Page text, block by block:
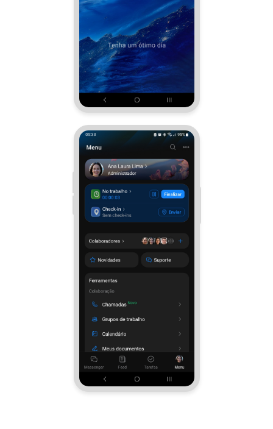
Automação
Marketing
Bitrix24.Sites
Loja On-line
Gerenciamento do inventário
Assinatura eletrônica
Base de conhecimento
Videoconferências em HD
Processos de negócio
Market (Aplicativos)